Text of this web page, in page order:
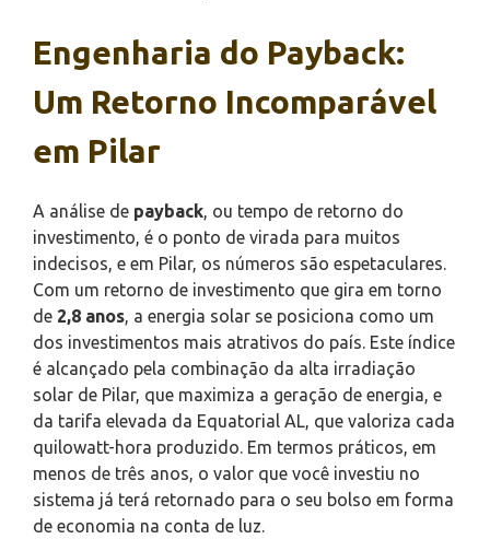
Engenharia do Payback:
Um Retorno Incomparável
em Pilar
A análise de payback , ou tempo de retorno do
investimento, é o ponto de virada para muitos
indecisos, e em Pilar, os números são espetaculares.
Com um retorno de investimento que gira em torno
de 2,8 anos , a energia solar se posiciona como um
dos investimentos mais atrativos do país. Este índice
é alcançado pela combinação da alta irradiação
solar de Pilar, que maximiza a geração de energia, e
da tarifa elevada da Equatorial AL, que valoriza cada
quilowatt-hora produzido. Em termos práticos, em
menos de três anos, o valor que você investiu no
sistema já terá retornado para o seu bolso em forma
de economia na conta de luz.